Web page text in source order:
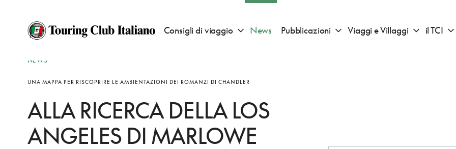
Consigli di viaggio Apri sotto menu "Consigli di viaggio"
News Pubblicazioni Apri sotto menu "Pubblicazioni"
Viaggi e Villaggi Apri sotto
il TCI
NEWS
UNA MAPPA PER RISCOPRIRE LE AMBIENTAZIONI DEI ROMANZI DI CHANDLER
ALLA RICERCA DELLA LOS
ANGELES DI MARLOWE